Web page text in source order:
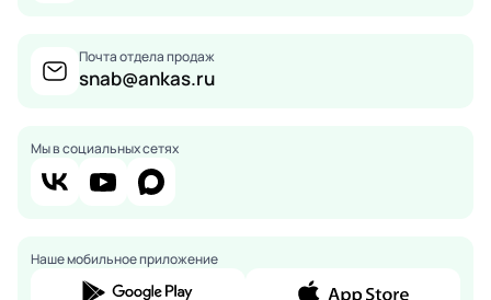
Почта отдела продаж
snab@ankas.ru
Мы в социальных сетях
Наше мобильное приложение